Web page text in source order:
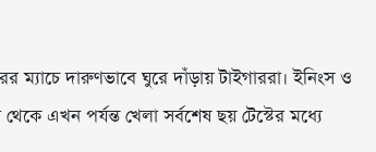
ম্যাচে দারুণভাবে ঘুরে দাঁড়ায় টাইগাররা। ইনিংস ও
এখন পর্যন্ত খেলা সর্বশেষ ছয় টেস্টের মধ্যে